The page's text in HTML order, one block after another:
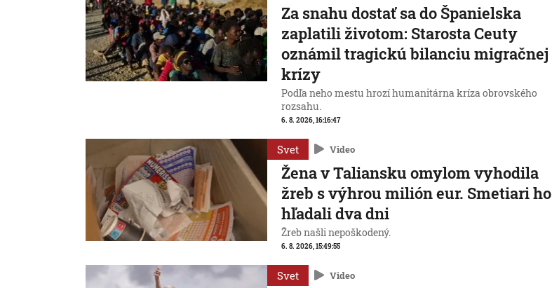
Za snahu dostať sa do Španielska
zaplatili životom: Starosta Ceuty
oznámil tragickú bilanciu migračnej
krízy
Podľa neho mestu hrozí humanitárna kríza obrovského
rozsahu.
6. 8. 2026, 16:16:47
Svet Video
Žena v Taliansku omylom vyhodila
žreb s výhrou milión eur. Smetiari ho
hľadali dva dni
Žreb našli nepoškodený.
6. 8. 2026, 15:49:55
Svet Video